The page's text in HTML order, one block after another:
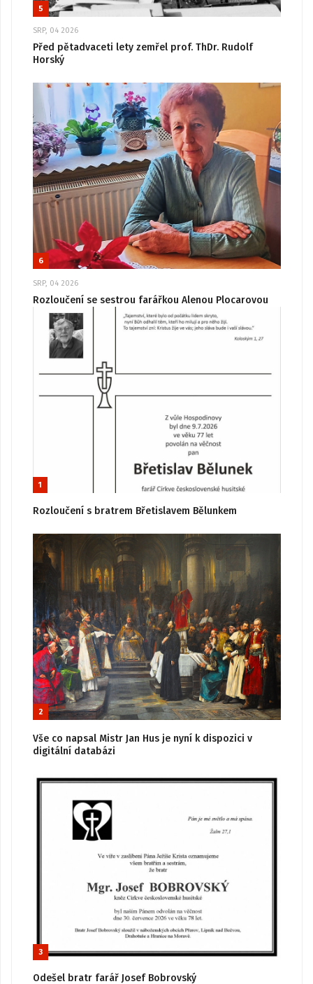
5
SRP, 04 2026
Před pětadvaceti lety zemřel prof. ThDr. Rudolf
Horský
6
SRP, 04 2026
Rozloučení se sestrou farářkou Alenou Plocarovou
1
Rozloučení s bratrem Břetislavem Bělunkem
2
Vše co napsal Mistr Jan Hus je nyní k dispozici v
digitální databázi
3
Odešel bratr farář Josef Bobrovský